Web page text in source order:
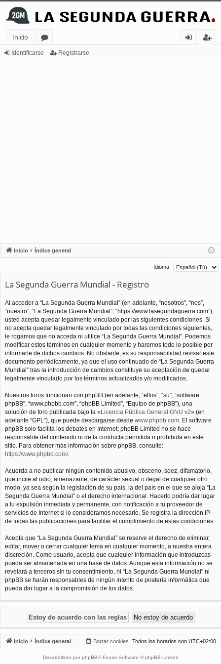
Inicio
or
Identificarse Registrarse
Inicio Índice general
Idioma:
La Segunda Guerra Mundial - Registro
Al acceder a “La Segunda Guerra Mundial” (en adelante, “nosotros”, “nos”,
“nuestro”, “La Segunda Guerra Mundial”, “https://www.lasegundaguerra.com”),
usted acepta quedar legalmente vinculado por las siguientes condiciones. Si
no acepta quedar legalmente vinculado por todas las condiciones siguientes,
le rogamos que no acceda ni utilice “La Segunda Guerra Mundial”. Podemos
modificar estos términos en cualquier momento y haremos todo lo posible por
informarle de dichos cambios. No obstante, es su responsabilidad revisar este
documento periódicamente, ya que el uso continuado de “La Segunda Guerra
Mundial” tras la introducción de cambios constituye su aceptación de quedar
legalmente vinculado por los términos actualizados y/o modificados.
Nuestros foros funcionan con phpBB (en adelante, “ellos”, “su”, “software
phpBB”, “www.phpbb.com”, “phpBB Limited”, “Equipo de phpBB”), una
solución de foro publicada bajo la «Licencia Pública General GNU v2» (en
adelante “GPL”), que puede descargarse desde www.phpbb.com. El software
phpBB solo facilita los debates en Internet; phpBB Limited no se hace
responsable del contenido ni de la conducta permitida o prohibida en este
sitio. Para obtener más información sobre phpBB, consulte:
https://www.phpbb.com/.
Acuerda a no publicar ningún contenido abusivo, obsceno, soez, difamatorio,
que incite al odio, amenazante, de carácter sexual o ilegal de cualquier otro
modo, ya sea según la legislación de su país, la del país en el que se aloja “La
Segunda Guerra Mundial” o el derecho internacional. Hacerlo podría dar lugar
a tu expulsión inmediata y permanente, con notificación a tu proveedor de
servicios de Internet si lo consideramos necesario. Se registra la dirección IP
de todas las publicaciones para facilitar el cumplimiento de estas condiciones.
Acepta que “La Segunda Guerra Mundial” se reserve el derecho de eliminar,
editar, mover o cerrar cualquier tema en cualquier momento, a nuestra entera
discreción. Como usuario, acepta que cualquier información que introduzcas
pueda ser almacenada en una base de datos. Aunque esta información no se
revelará a terceros sin tu consentimiento, ni “La Segunda Guerra Mundial” ni
phpBB se harán responsables de ningún intento de piratería informática que
pueda dar lugar a la compromisión de los datos.
Inicio Índice general Todos los horarios son UTC+02:00
Borrar cookies
Desarrollado por phpBB® Forum Software © phpBB Limited